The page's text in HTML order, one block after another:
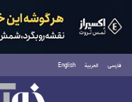
فارسی العربية English
شنبه ۱۷ مرداد ۱۴۰۵